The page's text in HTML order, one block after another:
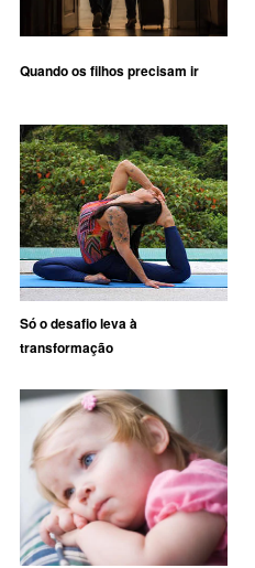
Quando os filhos precisam ir
Só o desafio leva à
transformação